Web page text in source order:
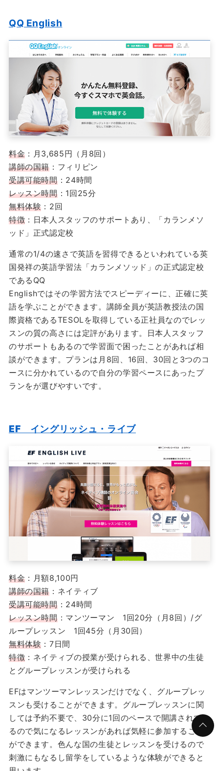
QQ English
料金 ：月3,685円（月8回）
講師の国籍 ：フィリピン
受講可能時間：24時間
レッスン時間：1回25分
無料体験 ：2回
特徴 ：日本人スタッフのサポートあり、「カランメソ
ッド」正式認定校
通常の1/4の速さで英語を習得できるといわれている英
国発祥の英語学習法「カランメソッド」の正式認定校
であるQQ
Englishではその学習方法でスピーディーに、正確に英
語を学ぶことができます。講師全員が英語教授法の国
際資格であるTESOLを取得している正社員なのでレッ
スンの質の高さには定評があります。日本人スタッフ
のサポートもあるので学習面で困ったことがあれば相
談ができます。プランは月8回、16回、30回と3つのコ
ースに分かれているので自分の学習ペースにあったプ
ランをが選びやすいです。
EF イングリッシュ・ライブ
料金 ：月額8,100円
講師の国籍 ：ネイティブ
受講可能時間：24時間
レッスン時間：マンツーマン 1回20分（月8回）/グ
ループレッスン 1回45分（月30回）
無料体験 ：7日間
特徴 ：ネイティブの授業が受けられる、世界中の生徒
とグループレッスンが受けられる
EFはマンツーマンレッスンだけでなく、グループレッ
スンも受けることができます。グループレッスンに関
しては予約不要で、30分に1回のペースで開講されてい
るので気になるレッスンがあれば気軽に参加すること
ができます。色んな国の生徒とレッスンを受けるので
刺激にもなるし留学をしているような体験ができると